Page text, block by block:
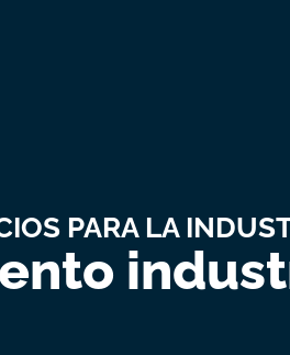
PARA LA